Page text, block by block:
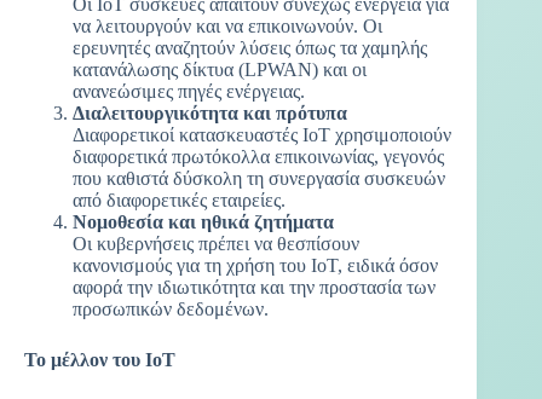
Οι IoT συσκευές απαιτούν συνεχώς ενέργεια για
να λειτουργούν και να επικοινωνούν. Οι
ερευνητές αναζητούν λύσεις όπως τα χαμηλής
κατανάλωσης δίκτυα (LPWAN) και οι
ανανεώσιμες πηγές ενέργειας.
Διαλειτουργικότητα και πρότυπα
Διαφορετικοί κατασκευαστές IoT χρησιμοποιούν
διαφορετικά πρωτόκολλα επικοινωνίας, γεγονός
που καθιστά δύσκολη τη συνεργασία συσκευών
από διαφορετικές εταιρείες.
Νομοθεσία και ηθικά ζητήματα
Οι κυβερνήσεις πρέπει να θεσπίσουν
κανονισμούς για τη χρήση του IoT, ειδικά όσον
αφορά την ιδιωτικότητα και την προστασία των
προσωπικών δεδομένων.
Το μέλλον του IoT